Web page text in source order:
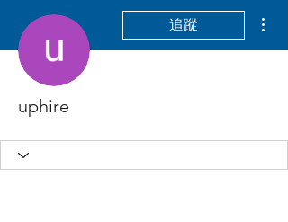
追蹤
uphire